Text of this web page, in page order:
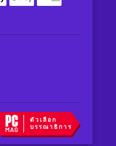
ตัวเลือก
บรรณาธิการ